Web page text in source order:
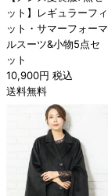
ット】レギュラーフィ
ット・サマーフォーマ
ルスーツ&小物5点セ
ット
10,900円 税込
送料無料